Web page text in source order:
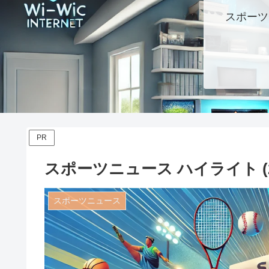
スポー
PR
スポーツニュース ハイライト
スポーツニュース